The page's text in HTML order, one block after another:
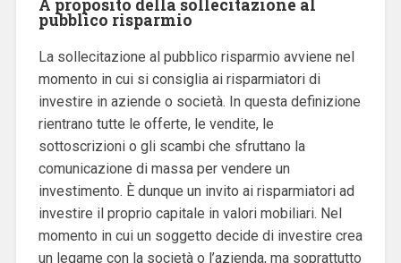
A proposito della sollecitazione al
pubblico risparmio
La sollecitazione al pubblico risparmio avviene nel
momento in cui si consiglia ai risparmiatori di
investire in aziende o società. In questa definizione
rientrano tutte le offerte, le vendite, le
sottoscrizioni o gli scambi che sfruttano la
comunicazione di massa per vendere un
investimento. È dunque un invito ai risparmiatori ad
investire il proprio capitale in valori mobiliari. Nel
momento in cui un soggetto decide di investire crea
un legame con la società o l’azienda, ma soprattutto